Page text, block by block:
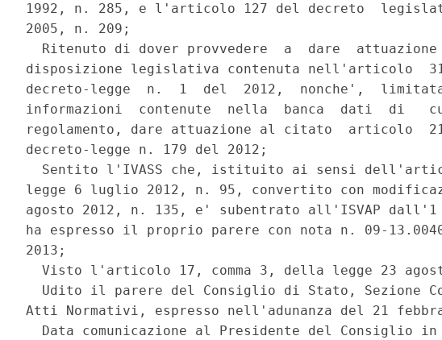
1992, n. 285, e l'articolo 127 del decreto
2005, n. 209;
Ritenuto di dover provvedere  a  dare
disposizione legislativa contenuta nell'articolo
decreto-legge  n.  1  del  2012,  nonche',
informazioni  contenute  nella  banca  dati  di
regolamento, dare attuazione al citato  articolo
decreto-legge n. 179 del 2012;
Sentito l'IVASS che, istituito ai sensi
legge 6 luglio 2012, n. 95, convertito con
agosto 2012, n. 135, e' subentrato all'ISVAP dall'1
ha espresso il proprio parere con nota n. 09-
2013;
Visto l'articolo 17, comma 3, della legge 23
Udito il parere del Consiglio di Stato, Sezione
Atti Normativi, espresso nell'adunanza del 21
Data comunicazione al Presidente del Consiglio